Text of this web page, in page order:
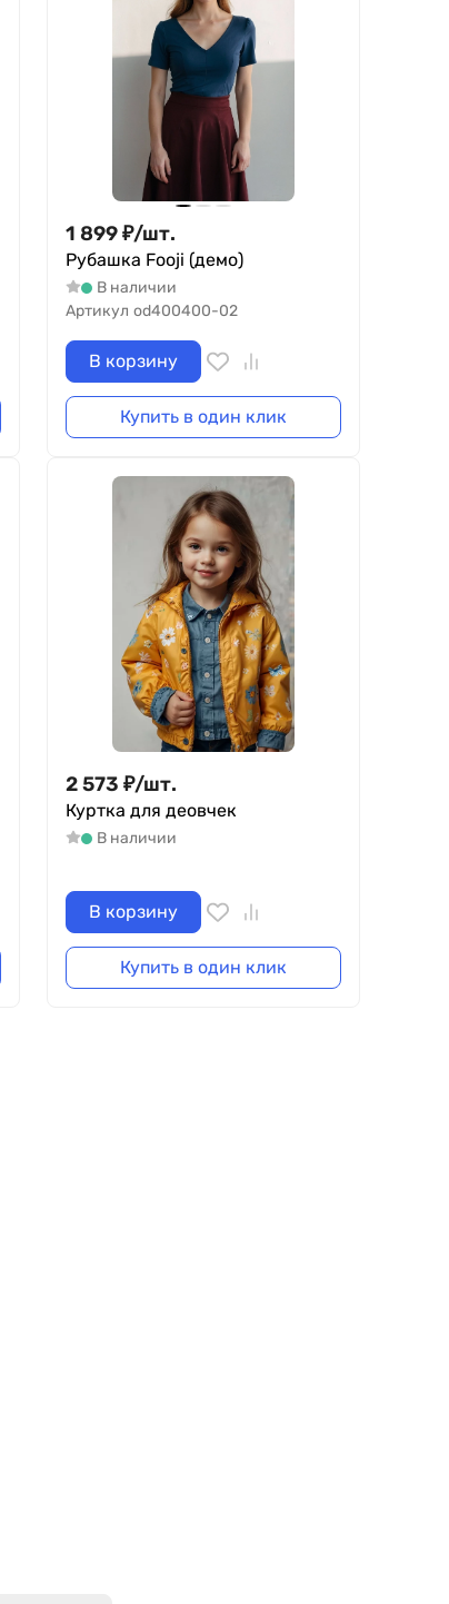
1 899₽/шт.
Рубашка Fooji (демо)
В наличии
Артикул od400400-02
В корзину
Купить в один клик
2 573 ₽/шт.
Куртка для деовчек
В наличии
В корзину
Купить в один клик